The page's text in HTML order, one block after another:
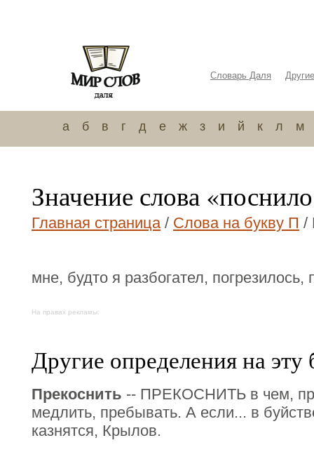
Словарь Даля
а б в г д е ж з и й к л м
Значение слова
Главная страница/ Слова на букву П /
мне, будто я разбогател, погрезилось,
На правах рекламы:
Другие определения на эту
Прекоснить -- ПРЕКОСНИТЬ в чем,
медлить, пребывать. А если... в
казнятся, Крылов.